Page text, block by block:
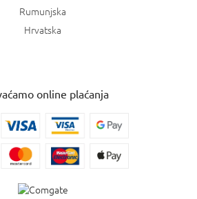
Rumunjska
Hrvatska
online plaćanja